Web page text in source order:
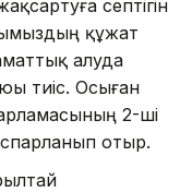
септігін
құжат
алуда
тиіс. Осыған
2-ші
отыр.